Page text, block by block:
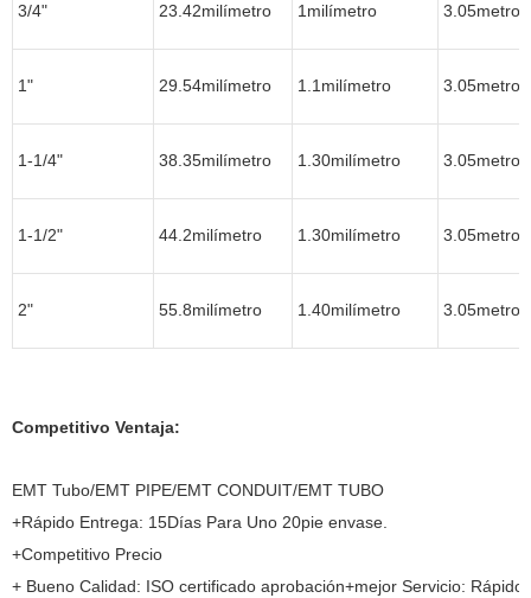
3/4" 23.42milímetro 1milímetro 3.05metro
1" 29.54milímetro 1.1milímetro 3.05metro
1-1/4" 38.35milímetro 1.30milímetro 3.05metro
1-1/2" 44.2milímetro 1.30milímetro 3.05metro
2" 55.8milímetro 1.40milímetro 3.05metro
Competitivo Ventaja:
EMT Tubo/EMT PIPE/EMT CONDUIT/EMT TUBO
+Rápido Entrega: 15Días Para Uno 20pie envase.
+Competitivo Precio
+ Bueno Calidad: ISO certificado aprobación+mejor Servicio: